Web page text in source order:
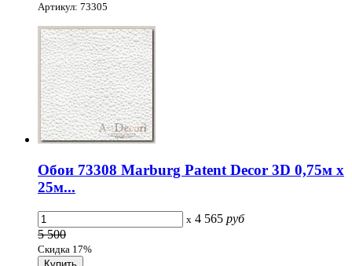
Артикул: 73305
Обои 73308 Marburg Patent Decor 3D 0,75м x
25м...
x 4 565 руб
5 500
Скидка 17%